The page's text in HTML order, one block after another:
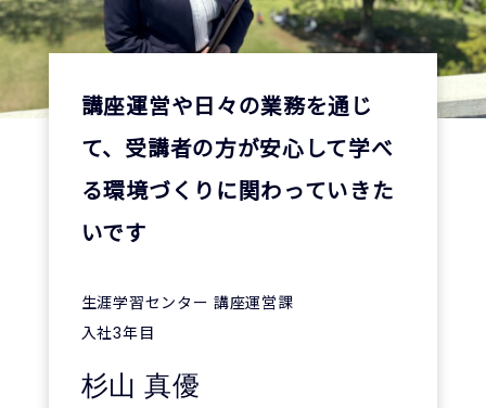
講座運営や日々の業務を通じ
て、受講者の方が安心して学べ
る環境づくりに関わっていきた
いです
生涯学習センター 講座運営課
入社3年目
杉山 真優